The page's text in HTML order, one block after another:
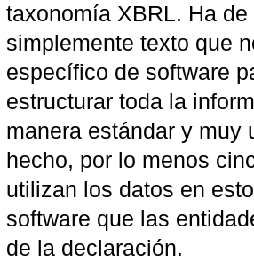
taxonomía XBRL. Ha
simplemente texto que
específico de software
estructurar toda la
manera estándar y muy
hecho, por lo menos
utilizan los datos en
software que las
de la declaración.